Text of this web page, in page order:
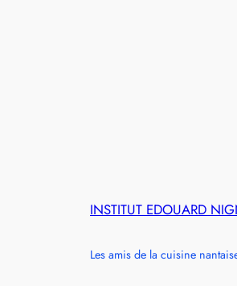
INSTITUT EDOUARD
Les amis de la cuisine